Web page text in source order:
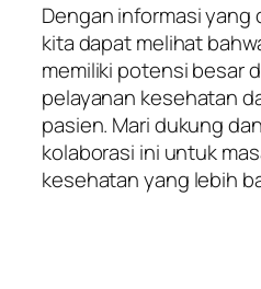
Dengan informasi yang
kita dapat melihat
memiliki potensi besar
pelayanan kesehatan
pasien. Mari dukung
kolaborasi ini untuk
kesehatan yang lebih